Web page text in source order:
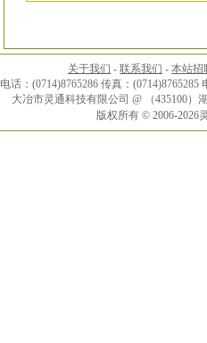
关于我们 - 联系我们 - 本站招
电话：(0714)8765286 传真：(0714)8765285
大冶市灵通科技有限公司 @ （435100
版权所有 © 2006-2026